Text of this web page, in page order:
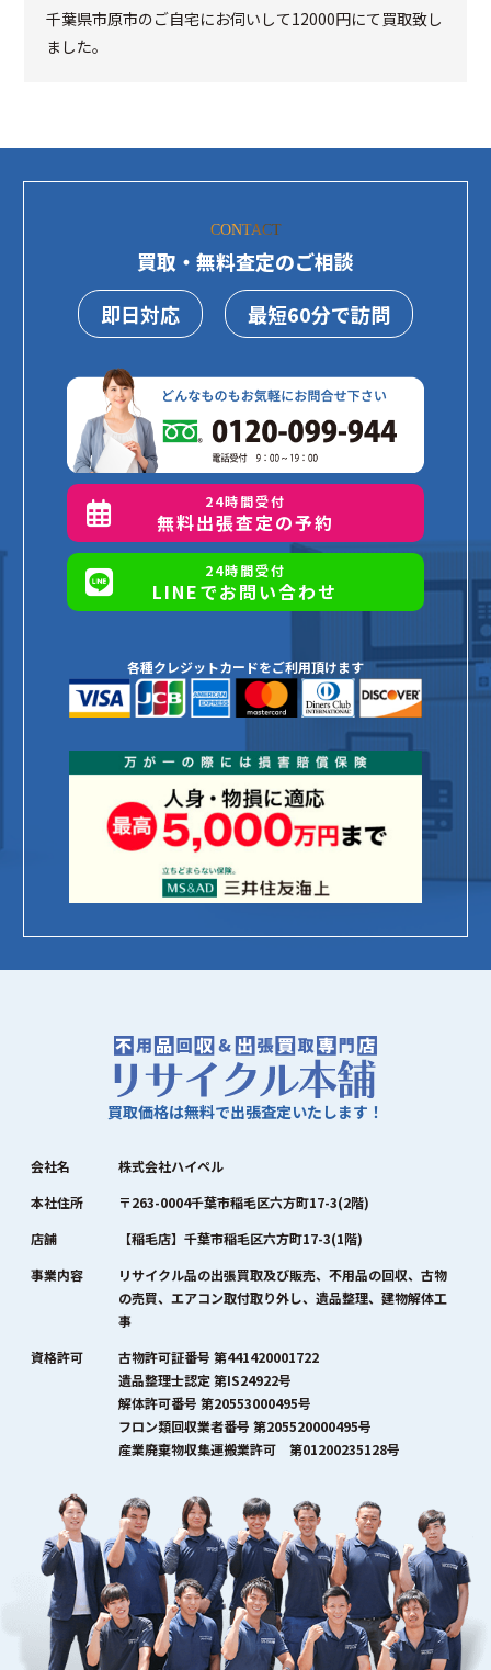
千葉県市原市のご自宅にお伺いして12000円にて買取致し
ました。
CONTACT
買取・無料査定のご相談
即日対応
最短60分で訪問
24時間受付
無料出張査定の予約
24時間受付
LINEでお問い合わせ
各種クレジットカードをご利用頂けます
買取価格は無料で出張査定いたします！
会社名
株式会社ハイペル
本社住所
〒263-0004千葉市稲毛区六方町17-3(2階)
店舗
【稲毛店】千葉市稲毛区六方町17-3(1階)
事業内容
リサイクル品の出張買取及び販売、不用品の回収、古物
の売買、エアコン取付取り外し、遺品整理、建物解体工
事
資格許可
古物許可証番号 第441420001722
遺品整理士認定 第IS24922号
解体許可番号 第20553000495号
フロン類回収業者番号 第205520000495号
産業廃棄物収集運搬業許可 第01200235128号